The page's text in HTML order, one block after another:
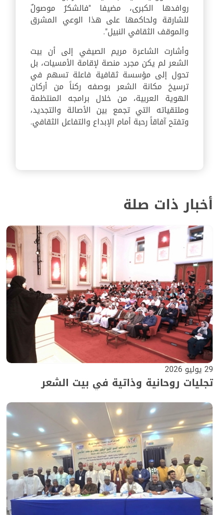
روافدها الكبرى، مضيفا "فالشكرُ موصولٌ
للشارقة ولحاكمها على هذا الوعي المشرق
والموقف الثقافي النبيل".
وأشارت الشاعرة مريم الصيفي إلى أن بيت
الشعر لم يكن مجرد منصة لإقامة الأمسيات، بل
تحول إلى مؤسسة ثقافية فاعلة تسهم في
ترسيخ مكانة الشعر بوصفه ركناً من أركان
الهوية العربية، من خلال برامجه المنتظمة
وملتقياته التي تجمع بين الأصالة والتجديد،
وتفتح آفاقاً رحبة أمام الإبداع والتفاعل الثقافي.
أخبار ذات صلة
29 يوليو 2026
تجليات روحانية وذاتية في بيت الشعر